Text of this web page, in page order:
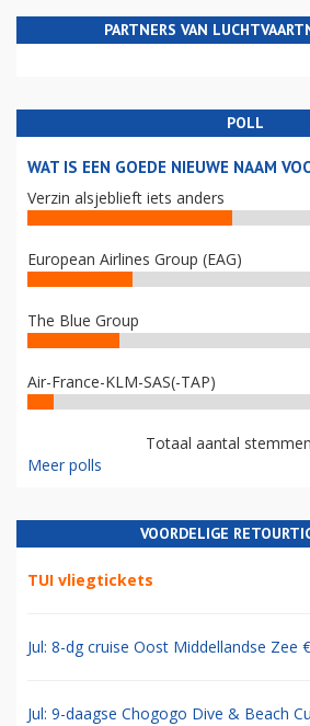
PARTNERS VAN
POLL
WAT IS EEN GOEDE NIEUWE NAAM
Verzin alsjeblieft iets anders
European Airlines Group (EAG)
The Blue Group
Air-France-KLM-SAS(-TAP)
Totaal aantal
Meer polls
VOORDELIGE
TUI vliegtickets
Jul: 8-dg cruise Oost Middellandse Zee
Jul: 9-daagse Chogogo Dive & Beach